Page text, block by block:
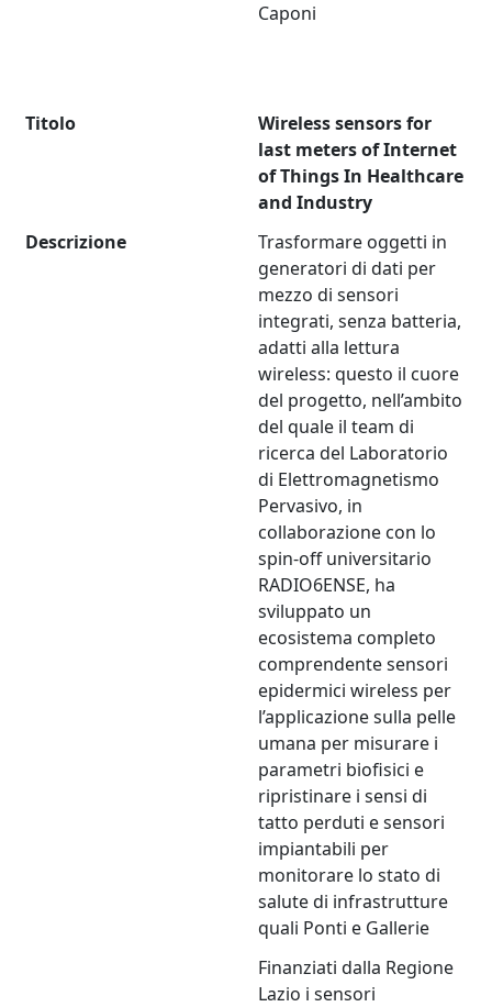
Caponi
Titolo
Wireless sensors for
last meters of Internet
of Things In Healthcare
and Industry
Descrizione
Trasformare oggetti in
generatori di dati per
mezzo di sensori
integrati, senza batteria,
adatti alla lettura
wireless: questo il cuore
del progetto, nell’ambito
del quale il team di
ricerca del Laboratorio
di Elettromagnetismo
Pervasivo, in
collaborazione con lo
spin-off universitario
RADIO6ENSE, ha
sviluppato un
ecosistema completo
comprendente sensori
epidermici wireless per
l’applicazione sulla pelle
umana per misurare i
parametri biofisici e
ripristinare i sensi di
tatto perduti e sensori
impiantabili per
monitorare lo stato di
salute di infrastrutture
quali Ponti e Gallerie
Finanziati dalla Regione
Lazio i sensori